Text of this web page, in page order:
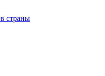
страны